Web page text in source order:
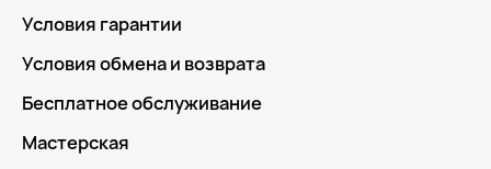
Условия гарантии
Условия обмена и возврата
Бесплатное обслуживание
Мастерская